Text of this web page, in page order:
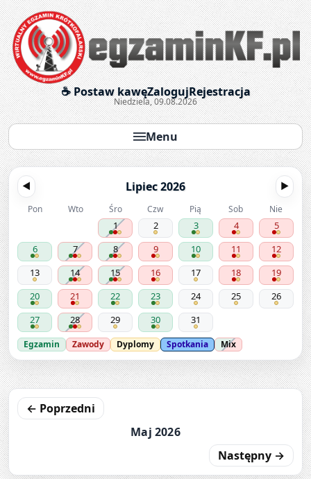
Egzaminy krótkofalarskie
☕ Postaw kawęZalogujRejestracja
Niedziela, 09.08.2026
Menu
◀ Lipiec 2026 ▶
Pon Wto Śro Czw Pią Sob Nie
1 2 3 4
5
6
7 8 9 10 11
12
13
14 15 16 17 18
19
20
21 22 23 24 25
26
27
28 29 30 31
Egzamin Zawody Dyplomy Spotkania Mix
← Poprzedni
Maj 2026
Następny →